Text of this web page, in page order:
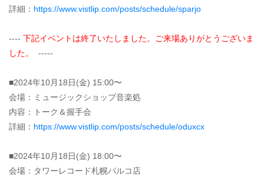
詳細： https://www.vistlip.com/posts/schedule/sparjo
---- 下記イベントは終了いたしました。ご来場ありがとうございま
した。
-----
■2024年10月18日(金) 15:00〜
会場：ミュージックショップ音楽処
内容：トーク＆握手会
詳細： https://www.vistlip.com/posts/schedule/oduxcx
■2024年10月18日(金) 18:00〜
会場：タワーレコード札幌パルコ店